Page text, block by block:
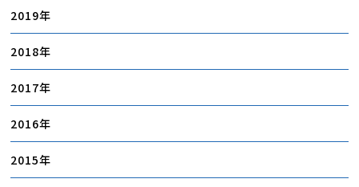
2019
2018
2017
2016
2015